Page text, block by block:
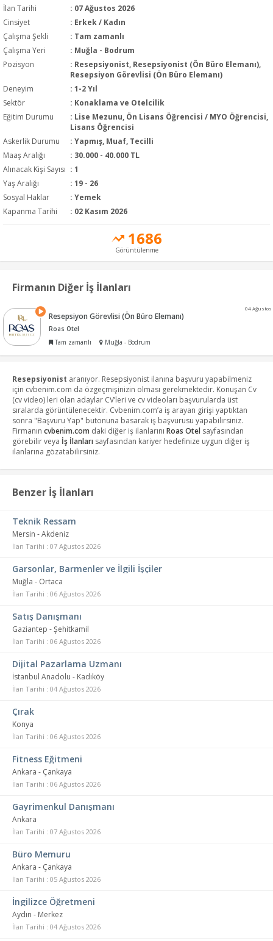
İlan Tarihi
: 07 Ağustos 2026
Cinsiyet
: Erkek / Kadın
Çalışma Şekli
: Tam zamanlı
Çalışma Yeri
: Muğla - Bodrum
Pozisyon
: Resepsiyonist, Resepsiyonist (Ön Büro Elemanı),
Resepsiyon Görevlisi (Ön Büro Elemanı)
Deneyim
: 1-2 Yıl
Sektör
: Konaklama ve Otelcilik
Eğitim Durumu
: Lise Mezunu, Ön Lisans Öğrencisi / MYO Öğrencisi,
Lisans Öğrencisi
Askerlik Durumu
: Yapmış, Muaf, Tecilli
Maaş Aralığı
: 30.000 - 40.000 TL
Alınacak Kişi Sayısı : 1
Yaş Aralığı
: 19 - 26
Sosyal Haklar
: Yemek
Kapanma Tarihi
: 02 Kasım 2026
1686
Görüntülenme
Firmanın Diğer İş İlanları
04 Ağustos
Resepsiyon Görevlisi (Ön Büro Elemanı)
Roas Otel
Tam zamanlı
Muğla - Bodrum
Resepsiyonist aranıyor. Resepsiyonist ilanına başvuru yapabilmeniz
için cvbenim.com da özgeçmişinizin olması gerekmektedir. Konuşan Cv
(cv video) leri olan adaylar CV’leri ve cv videoları başvurularda üst
sıralarda görüntülenecektir. Cvbenim.com’a iş arayan girişi yaptıktan
sonra "Başvuru Yap" butonuna basarak iş başvurusu yapabilirsiniz.
Firmanın cvbenim.com daki diğer iş ilanlarını Roas Otel sayfasından
görebilir veya İş İlanları sayfasından kariyer hedefinize uygun diğer iş
ilanlarına gözatabilirsiniz.
Benzer İş İlanları
Teknik Ressam
Mersin - Akdeniz
İlan Tarihi : 07 Ağustos 2026
Garsonlar, Barmenler ve İlgili İşçiler
Muğla - Ortaca
İlan Tarihi : 06 Ağustos 2026
Satış Danışmanı
Gaziantep - Şehitkamil
İlan Tarihi : 06 Ağustos 2026
Dijital Pazarlama Uzmanı
İstanbul Anadolu - Kadıköy
İlan Tarihi : 04 Ağustos 2026
Çırak
Konya
İlan Tarihi : 06 Ağustos 2026
Fitness Eğitmeni
Ankara - Çankaya
İlan Tarihi : 06 Ağustos 2026
Gayrimenkul Danışmanı
Ankara
İlan Tarihi : 07 Ağustos 2026
Büro Memuru
Ankara - Çankaya
İlan Tarihi : 05 Ağustos 2026
İngilizce Öğretmeni
Aydın - Merkez
İlan Tarihi : 04 Ağustos 2026